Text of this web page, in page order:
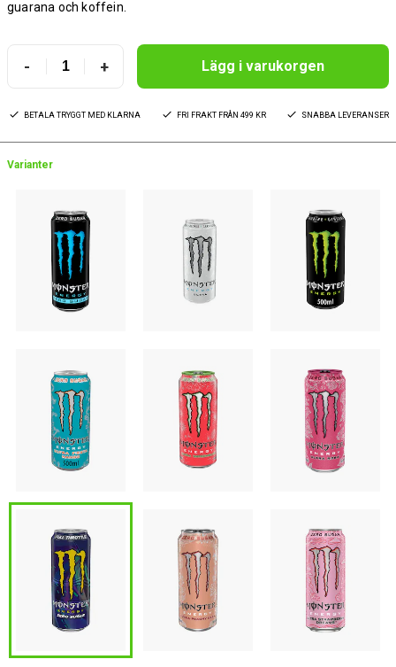
guarana och koffein.
- + Lägg i varukorgen
BETALA TRYGGT MED KLARNA FRI FRAKT FRÅN 499 KR SNABBA LEVERANSER
Varianter